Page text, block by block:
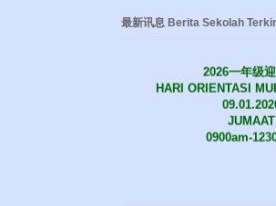
最新讯息 Berita Sekolah
HARI ORIENTASI
JUMAAT
0900am-